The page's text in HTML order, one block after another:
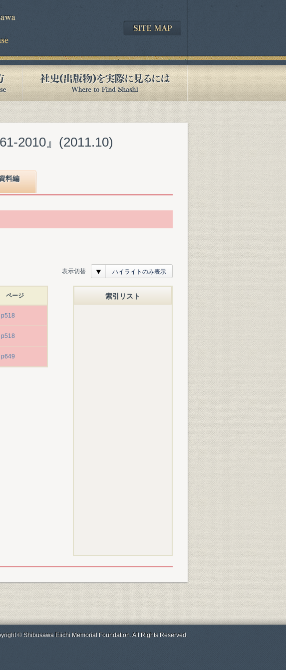
2010』(2011.10)
料編
表示切替 ハイライトのみ表示
ページ
p518
p518
p649
索引リスト
© Shibusawa Eiichi Memorial Foundation. All Rights Reserved.